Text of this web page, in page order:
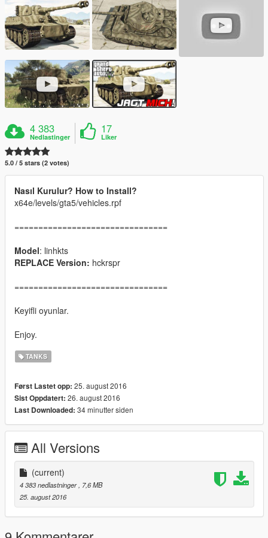
4 383
Nedlastinger
17
Liker
5.0 / 5 stars (2 votes)
Nasıl Kurulur? How to Install?
x64e/levels/gta5/vehicles.rpf
================================
Model: linhkts
REPLACE Version: hckrspr
================================
Keyifli oyunlar.
Enjoy.
TANKS
Først Lastet opp: 25. august 2016
Sist Oppdatert: 26. august 2016
Last Downloaded: 34 minutter siden
All Versions
(current)
4 383 nedlastninger , 7,6 MB
25. august 2016